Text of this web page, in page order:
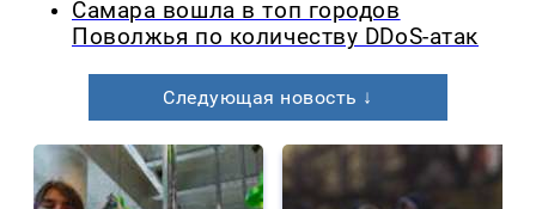
Самара вошла в топ городов
Поволжья по количеству DDoS-атак
Следующая новость ↓